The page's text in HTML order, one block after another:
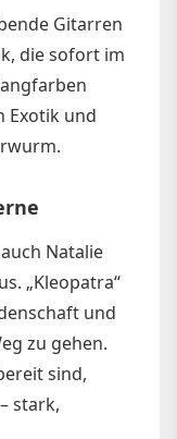
Gitarren
die sofort im
Exotik und
Natalie
„Kleopatra“
und
zu gehen.
sind,
stark,